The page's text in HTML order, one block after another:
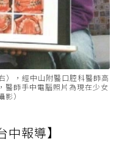
），經中山附醫口腔科醫師高
醫師手中電腦照片為現在少女
）
中報導】